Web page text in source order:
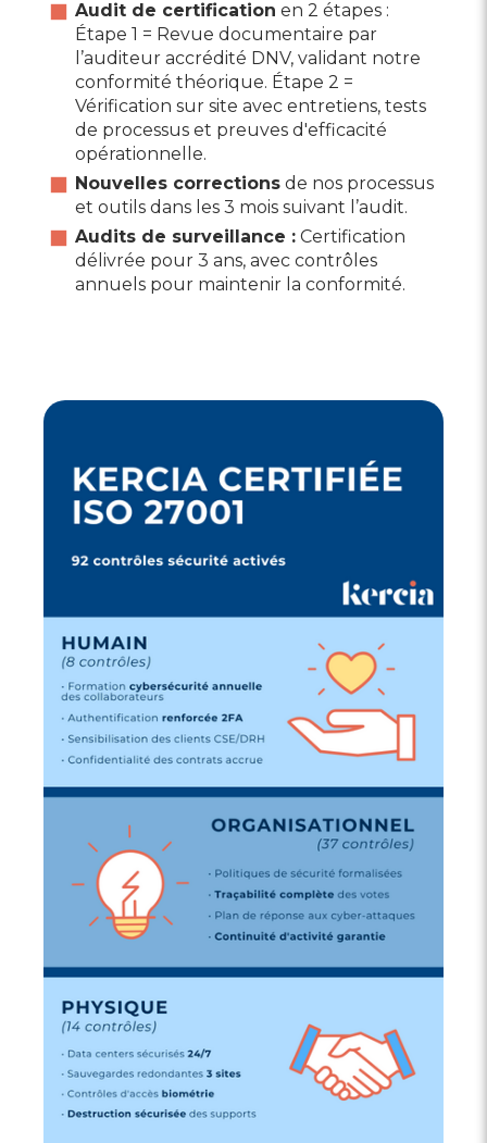
Audit de certification en 2 étapes :
Étape 1 = Revue documentaire par
l’auditeur accrédité DNV, validant notre
conformité théorique. Étape 2 =
Vérification sur site avec entretiens, tests
de processus et preuves d'efficacité
opérationnelle.
Nouvelles correctionsde nos processus
et outils dans les 3 mois suivant l’audit.
Audits de surveillance :Certification
délivrée pour 3 ans, avec contrôles
annuels pour maintenir la conformité.